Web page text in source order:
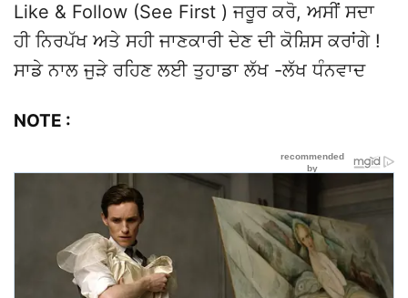
Like & Follow (See First ) ਜਰੂਰ ਕਰੋ, ਅਸੀਂ ਸਦਾ
ਹੀ ਨਿਰਪੱਖ ਅਤੇ ਸਹੀ ਜਾਣਕਾਰੀ ਦੇਣ ਦੀ ਕੋਸ਼ਿਸ ਕਰਾਂਗੇ !
ਸਾਡੇ ਨਾਲ ਜੁੜੇ ਰਹਿਣ ਲਈ ਤੁਹਾਡਾ ਲੱਖ -ਲੱਖ ਧੰਨਵਾਦ
NOTE :